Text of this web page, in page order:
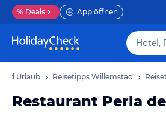
% Deals App öffnen
Urlaub Reisetipps Willemstad
Restaurant Perla